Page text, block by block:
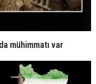
mühimmatı var